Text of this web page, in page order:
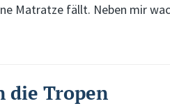
Matratze fällt. Neben mir
die Tropen